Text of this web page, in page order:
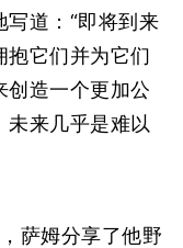
写道：“即将到来
抱它们并为它们
创造一个更加公
未来几乎是难以
萨姆分享了他野